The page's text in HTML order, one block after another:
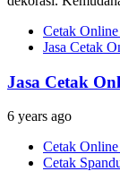
Cetak Online
Jasa Cetak
Jasa Cetak
6 years ago
Cetak Online
Cetak